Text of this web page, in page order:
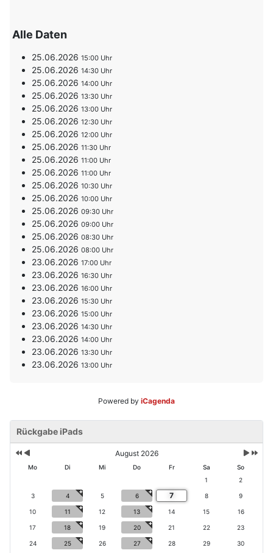
Alle Daten
25.06.202615:00
25.06.202614:30
25.06.202614:00
25.06.202613:30
25.06.202613:00
25.06.202612:30
25.06.202612:00
25.06.202611:30
25.06.202611:00
25.06.202611:00
25.06.202610:30
25.06.202610:00
25.06.202609:30
25.06.202609:00
25.06.202608:30
25.06.202608:00
23.06.202617:00
23.06.202616:30
23.06.202616:00
23.06.202615:30
23.06.202615:00
23.06.202614:30
23.06.202614:00
23.06.202613:30
23.06.202613:00
Powered by iCagenda
Rückgabe iPads
V
o
r
h
V
o
r
h
M
N
c
h
N
c
h
M
n
a
August 2026
Mo Di Mi Do Fr Sa
So
1
2
3 4 5 6 7 8 9
10 11 12 13 14 15 16
17 18 19 20 21 22 23
24 25 26 27 28 29 30